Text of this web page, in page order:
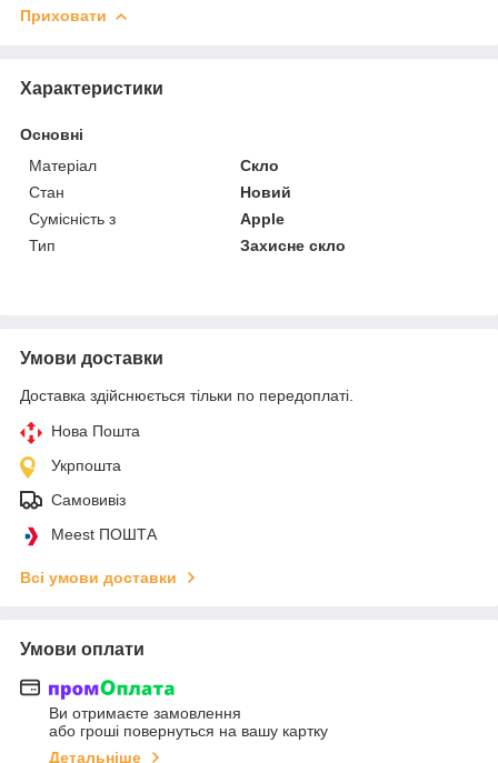
Приховати
Характеристики
Основні
Матеріал
Скло
Стан
Новий
Сумісність з
Apple
Тип
Захисне скло
Умови доставки
Доставка здійснюється тільки по передоплаті.
Нова Пошта
Укрпошта
Самовивіз
Meest ПОШТА
Всі умови доставки
Умови оплати
Ви отримаєте замовлення
або гроші повернуться на вашу картку
Детальніше